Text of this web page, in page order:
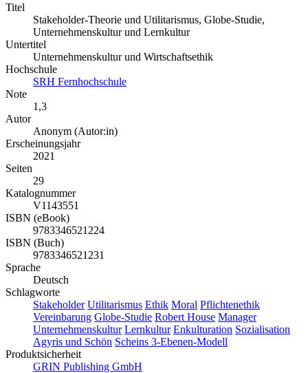
Titel
Stakeholder-Theorie und Utilitarismus, Globe-Studie,
Unternehmenskultur und Lernkultur
Untertitel
Unternehmenskultur und Wirtschaftsethik
Hochschule
SRH Fernhochschule
Note
1,3
Autor
Anonym (Autor:in)
Erscheinungsjahr
2021
Seiten
29
Katalognummer
V1143551
ISBN (eBook)
9783346521224
ISBN (Buch)
9783346521231
Sprache
Deutsch
Schlagworte
Stakeholder Utilitarismus Ethik Moral Pflichtenethik
Vereinbarung Globe-Studie Robert House Manager
Unternehmenskultur Lernkultur Enkulturation Sozialisation
Agyris und Schön Scheins 3-Ebenen-Modell
Produktsicherheit
GRIN Publishing GmbH